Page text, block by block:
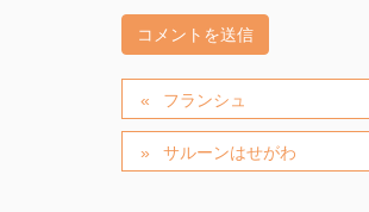
フランシュ
サルーンはせがわ